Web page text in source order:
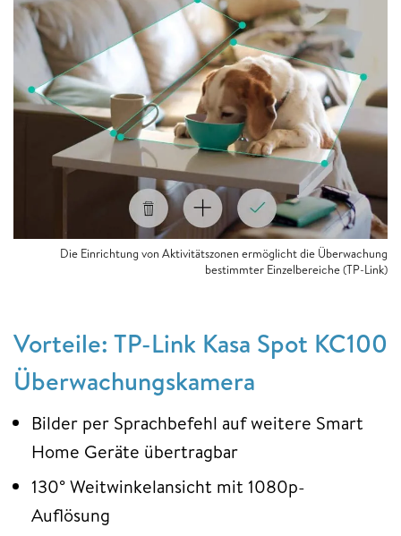
Die Einrichtung von Aktivitätszonen ermöglicht die Überwachung
bestimmter Einzelbereiche (TP-Link)
Vorteile: TP-Link Kasa Spot KC100
Überwachungskamera
Bilder per Sprachbefehl auf weitere Smart
Home Geräte übertragbar
130° Weitwinkelansicht mit 1080p-
Auflösung